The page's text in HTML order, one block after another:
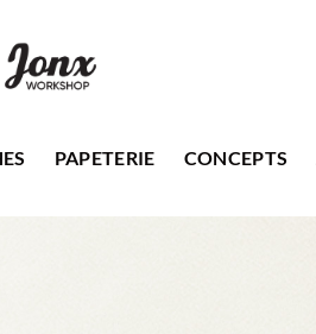
PAPETERIE CONCEPTS